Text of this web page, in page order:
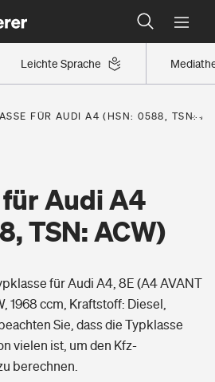
Leichte Sprache
Versicherer finden
Region eingestuft
Versicherer finden
FÜR AUDI A4 (HSN: 0588, TSN:
Audi A4
TSN: ACW)
für Audi A4, 8E (A4 AVANT
1968 ccm, Kraftstoff: Diesel,
Sie, dass die Typklasse
vielen ist, um den Kfz-
berechnen.